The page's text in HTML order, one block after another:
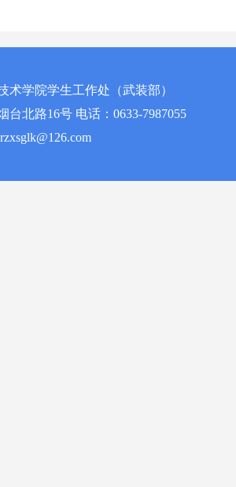
术学院学生工作处（武装部）
台北路16号 电话：0633-7987055